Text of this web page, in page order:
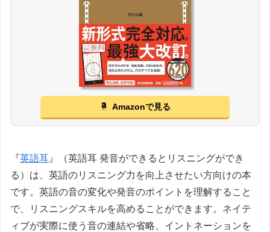
Amazonで見る
『英語耳 』（英語耳 発音ができるとリスニングができ
る）は、英語のリスニング力を向上させたい方向けの本
です。英語の音の変化や発音のポイントを理解すること
で、リスニングスキルを高めることができます。ネイテ
ィブが実際に使う音の連結や省略、イントネーションを